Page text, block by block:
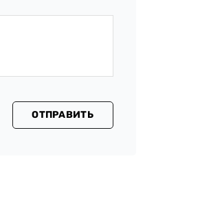
ОТПРАВИТЬ